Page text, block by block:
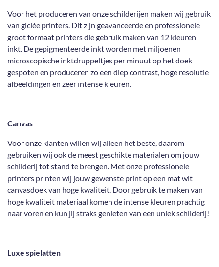
Voor het produceren van onze schilderijen maken wij gebruik
van giclée printers. Dit zijn geavanceerde en professionele
groot formaat printers die gebruik maken van 12 kleuren
inkt. De gepigmenteerde inkt worden met miljoenen
microscopische inktdruppeltjes per minuut op het doek
gespoten en produceren zo een diep contrast, hoge resolutie
afbeeldingen en zeer intense kleuren.
Canvas
Voor onze klanten willen wij alleen het beste, daarom
gebruiken wij ook de meest geschikte materialen om jouw
schilderij tot stand te brengen. Met onze professionele
printers printen wij jouw gewenste print op een mat wit
canvasdoek van hoge kwaliteit. Door gebruik te maken van
hoge kwaliteit materiaal komen de intense kleuren prachtig
naar voren en kun jij straks genieten van een uniek schilderij!
Luxe spielatten